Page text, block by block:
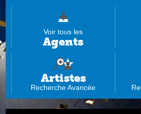
Voir tous les
Agents
Artistes
Recherche Avancée